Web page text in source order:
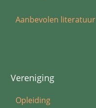
Aanbevolen literatuur
Vereniging
Opleiding